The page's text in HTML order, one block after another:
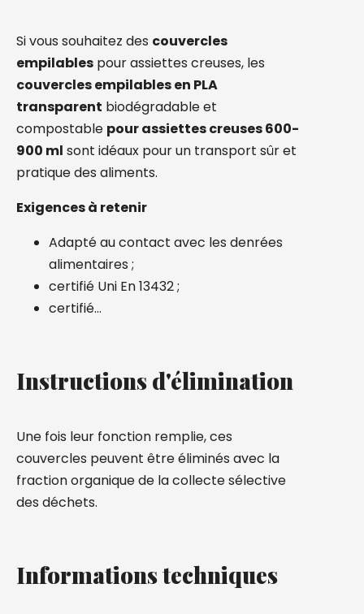
Si vous souhaitez des couvercles
empilables pour assiettes creuses, les
couvercles empilables en PLA
transparent biodégradable et
compostable pour assiettes creuses 600-
900 ml sont idéaux pour un transport sûr et
pratique des aliments.
Exigences à retenir
Adapté au contact avec les denrées
alimentaires ;
certifié Uni En 13432 ;
certifié…
Instructions d'élimination
Une fois leur fonction remplie, ces
couvercles peuvent être éliminés avec la
fraction organique de la collecte sélective
des déchets.
Informations techniques